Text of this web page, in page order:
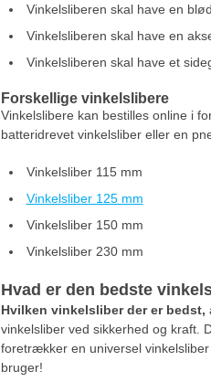
Vinkelsliberen skal have en
Vinkelsliberen skal have en
Vinkelsliberen skal have et
Forskellige vinkelslibere
Vinkelslibere kan bestilles online i
batteridrevet vinkelsliber eller en
Vinkelsliber 115 mm
Vinkelsliber 125 mm
Vinkelsliber 150 mm
Vinkelsliber 230 mm
Hvad er den bedste
Hvilken vinkelsliber der er bedst,
vinkelsliber ved sikkerhed og kraft.
foretrækker en universel
bruger!